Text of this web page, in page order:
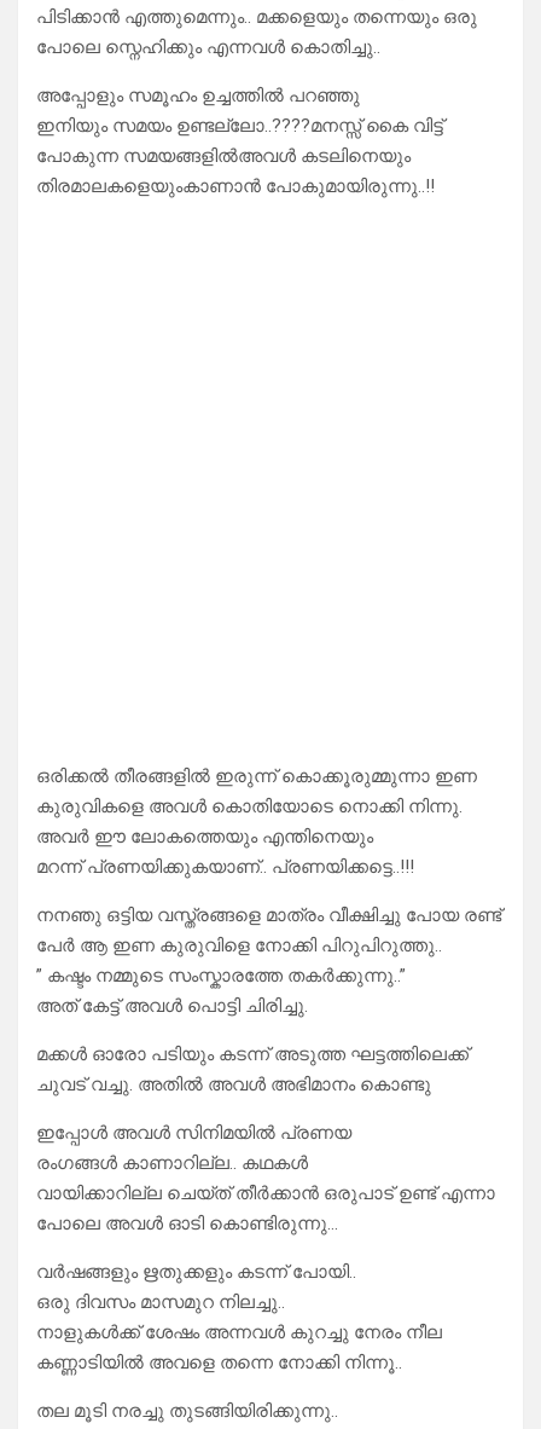
പിടിക്കാൻ എത്തുമെന്നും.. മക്കളെയും തന്നെയും ഒരു
പോലെ സ്നെഹിക്കും എന്നവൾ കൊതിച്ചു..
അപ്പോളും സമൂഹം ഉച്ചത്തിൽ പറഞ്ഞു
ഇനിയും സമയം ഉണ്ടല്ലോ..????മനസ്സ് കൈ വിട്ട്
പോകുന്ന സമയങ്ങളിൽഅവൾ കടലിനെയും
തിരമാലകളെയുംകാണാൻ പോകുമായിരുന്നു..!!
ഒരിക്കൽ തീരങ്ങളിൽ ഇരുന്ന് കൊക്കൂരുമ്മുന്നാ ഇണ
കുരുവികളെ അവൾ കൊതിയോടെ നൊക്കി നിന്നു.
അവർ ഈ ലോകത്തെയും എന്തിനെയും
മറന്ന് പ്രണയിക്കുകയാണ്.. പ്രണയിക്കട്ടെ..!!!
നനഞു ഒട്ടിയ വസ്ത്രങ്ങളെ മാത്രം വീക്ഷിച്ചു പോയ രണ്ട്
പേർ ആ ഇണ കുരുവിളെ നോക്കി പിറുപിറുത്തു..
” കഷ്ടം നമ്മുടെ സംസ്കാരത്തേ തകർക്കുന്നു..”
അത് കേട്ട് അവൾ പൊട്ടി ചിരിച്ചു.
മക്കൾ ഓരോ പടിയും കടന്ന് അടുത്ത ഘട്ടത്തിലെക്ക്
ചുവട് വച്ചു. അതിൽ അവൾ അഭിമാനം കൊണ്ടു
ഇപ്പോൾ അവൾ സിനിമയിൽ പ്രണയ
രംഗങ്ങൾ കാണാറില്ല.. കഥകൾ
വായിക്കാറില്ല ചെയ്ത് തീർക്കാൻ ഒരുപാട് ഉണ്ട് എന്നാ
പോലെ അവൾ ഓടി കൊണ്ടിരുന്നു…
വർഷങ്ങളും ഋതുക്കളും കടന്ന് പോയി..
ഒരു ദിവസം മാസമുറ നിലച്ചു..
നാളുകൾക്ക് ശേഷം അന്നവൾ കുറച്ചു നേരം നീല
കണ്ണാടിയിൽ അവളെ തന്നെ നോക്കി നിന്നൂ..
തല മൂടി നരച്ചു തുടങ്ങിയിരിക്കുന്നു..